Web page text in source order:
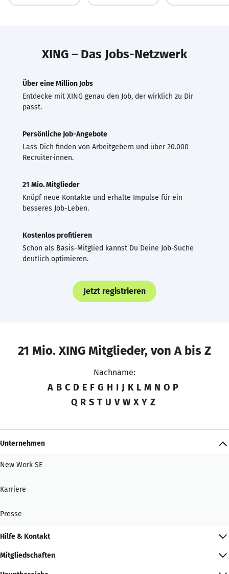
XING – Das Jobs-Netzwerk
Über eine Million Jobs
Entdecke mit XING genau den Job, der wirklich zu Dir
passt.
Persönliche Job-Angebote
Lass Dich finden von Arbeitgebern und über 20.000
Recruiter·innen.
21 Mio. Mitglieder
Knüpf neue Kontakte und erhalte Impulse für ein
besseres Job-Leben.
Kostenlos profitieren
Schon als Basis-Mitglied kannst Du Deine Job-Suche
deutlich optimieren.
Jetzt registrieren
21 Mio. XING Mitglieder, von A bis Z
Nachname:
A B C D E F G H I J K L M N O P
Q R S T U V W X Y Z
Unternehmen
New Work SE
Karriere
Presse
Hilfe & Kontakt
Mitgliedschaften